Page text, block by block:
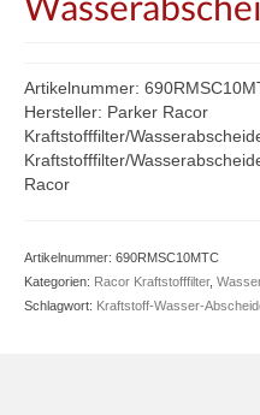
Artikelnummer:
Hersteller: Parker Racor
Kraftstofffilter/
Kraftstofffilter/
Racor
Artikelnummer: 690RMSC10MTC
Kategorien: Racor Kraftstofffilter,
Schlagwort: Kraftstoff-Wasser-